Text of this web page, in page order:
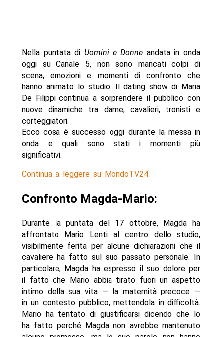
Nella puntata di Uomini e Donne andata in onda
oggi su Canale 5, non sono mancati colpi di
scena, emozioni e momenti di confronto che
hanno animato lo studio. Il dating show di Maria
De Filippi continua a sorprendere il pubblico con
nuove dinamiche tra dame, cavalieri, tronisti e
corteggiatori.
Ecco cosa è successo oggi durante la messa in
onda e quali sono stati i momenti più
significativi.
Continua a leggere su MondoTV24.
Confronto Magda-Mario:
Durante la puntata del 17 ottobre, Magda ha
affrontato Mario Lenti al centro dello studio,
visibilmente ferita per alcune dichiarazioni che il
cavaliere ha fatto sul suo passato personale. In
particolare, Magda ha espresso il suo dolore per
il fatto che Mario abbia tirato fuori un aspetto
intimo della sua vita — la maternità precoce —
in un contesto pubblico, mettendola in difficoltà.
Mario ha tentato di giustificarsi dicendo che lo
ha fatto perché Magda non avrebbe mantenuto